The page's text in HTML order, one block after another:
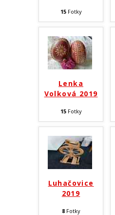
15Fotky
Lenka
Volková 2019
15Fotky
Luhačovice
2019
8Fotky